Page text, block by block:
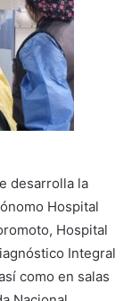
desarrolla la
Hospital
Hospital
Integral
como en salas